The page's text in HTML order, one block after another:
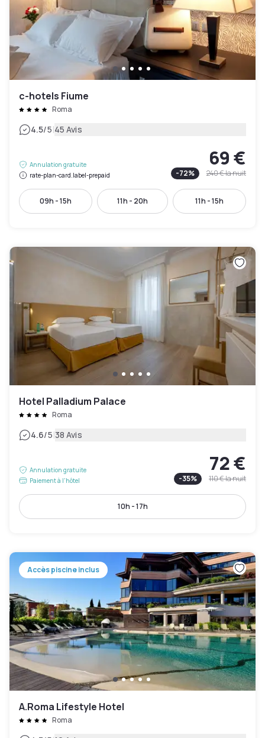
c-hotels Fiume
Roma
4.5/5|45 Avis
Annulation gratuite
rate-plan-card.label-prepaid
69 €
-72% 240 €la nuit
09h - 15h 11h - 20h 11h - 15h
Hotel Palladium Palace
Roma
4.6/5|38 Avis
Annulation gratuite
Paiement à l'hôtel
72 €
-35% 110 €la nuit
10h - 17h
Accès piscine inclus
A.Roma Lifestyle Hotel
Roma